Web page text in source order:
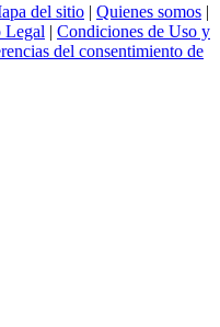
del sitio | Quienes somos |
Legal | Condiciones de Uso y
del consentimiento de